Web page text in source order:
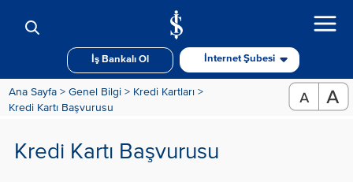
İş Bankalı Ol İnternet Şubesi
Ana Sayfa > Genel Bilgi > Kredi Kartları >
Kredi Kartı Başvurusu
Kredi Kartı Başvurusu